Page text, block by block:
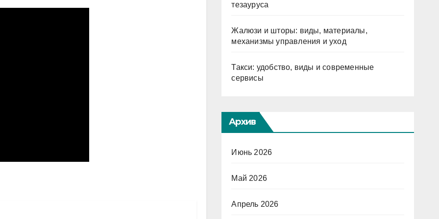
тезауруса
Жалюзи и шторы: виды, материалы,
механизмы управления и уход
Такси: удобство, виды и современные
сервисы
Архив
Июнь 2026
Май 2026
Апрель 2026